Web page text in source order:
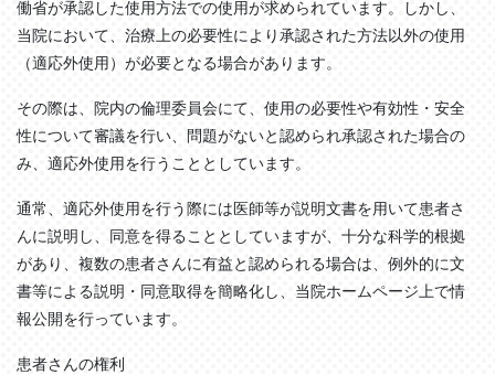
働省が承認した使用方法での使用が求められています。しかし、
当院において、治療上の必要性により承認された方法以外の使用
（適応外使用）が必要となる場合があります。
その際は、院内の倫理委員会にて、使用の必要性や有効性・安全
性について審議を行い、問題がないと認められ承認された場合の
み、適応外使用を行うこととしています。
通常、適応外使用を行う際には医師等が説明文書を用いて患者さ
んに説明し、同意を得ることとしていますが、十分な科学的根拠
があり、複数の患者さんに有益と認められる場合は、例外的に文
書等による説明・同意取得を簡略化し、当院ホームページ上で情
報公開を行っています。
患者さんの権利